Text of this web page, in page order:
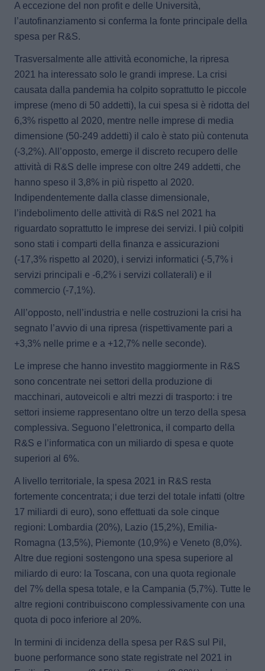
A eccezione del non profit e delle Università,
l’autofinanziamento si conferma la fonte principale della
spesa per R&S.
Trasversalmente alle attività economiche, la ripresa
2021 ha interessato solo le grandi imprese. La crisi
causata dalla pandemia ha colpito soprattutto le piccole
imprese (meno di 50 addetti), la cui spesa si è ridotta del
6,3% rispetto al 2020, mentre nelle imprese di media
dimensione (50-249 addetti) il calo è stato più contenuta
(-3,2%). All’opposto, emerge il discreto recupero delle
attività di R&S delle imprese con oltre 249 addetti, che
hanno speso il 3,8% in più rispetto al 2020.
Indipendentemente dalla classe dimensionale,
l’indebolimento delle attività di R&S nel 2021 ha
riguardato soprattutto le imprese dei servizi. I più colpiti
sono stati i comparti della finanza e assicurazioni
(-17,3% rispetto al 2020), i servizi informatici (-5,7% i
servizi principali e -6,2% i servizi collaterali) e il
commercio (-7,1%).
All’opposto, nell’industria e nelle costruzioni la crisi ha
segnato l’avvio di una ripresa (rispettivamente pari a
+3,3% nelle prime e a +12,7% nelle seconde).
Le imprese che hanno investito maggiormente in R&S
sono concentrate nei settori della produzione di
macchinari, autoveicoli e altri mezzi di trasporto: i tre
settori insieme rappresentano oltre un terzo della spesa
complessiva. Seguono l’elettronica, il comparto della
R&S e l’informatica con un miliardo di spesa e quote
superiori al 6%.
A livello territoriale, la spesa 2021 in R&S resta
fortemente concentrata; i due terzi del totale infatti (oltre
17 miliardi di euro), sono effettuati da sole cinque
regioni:
Lombardia (20%), Lazio (15,2%), Emilia-
Romagna (13,5%), Piemonte (10,9%) e Veneto (8,0%).
Altre due regioni sostengono una spesa superiore al
miliardo di euro: la Toscana, con una quota regionale
del 7% della spesa totale, e la Campania (5,7%). Tutte le
altre regioni contribuiscono complessivamente con una
quota di poco inferiore al 20%.
In termini di incidenza della spesa per R&S sul Pil,
buone performance sono state registrate nel 2021 in